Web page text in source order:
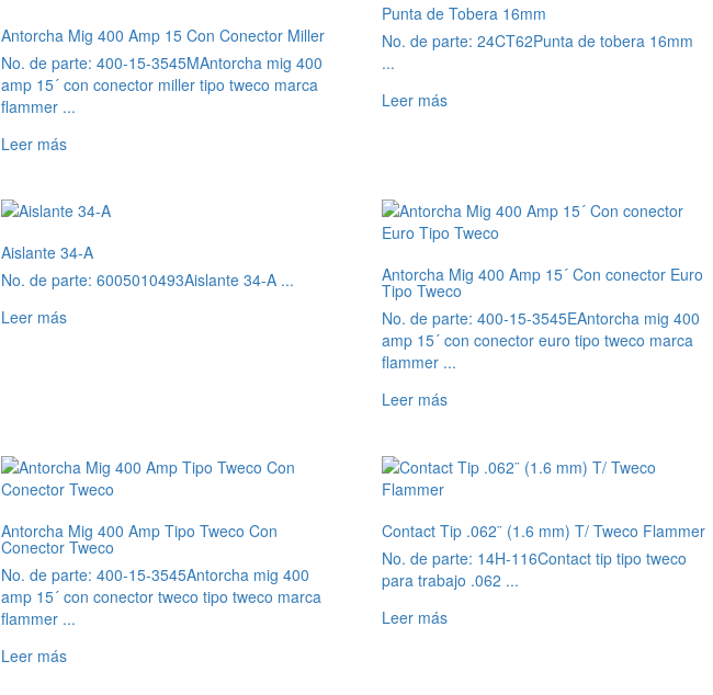
Antorcha Mig 400 Amp 15 Con Conector Miller
No. de parte: 400-15-3545MAntorcha mig 400
amp 15´ con conector miller tipo tweco marca
flammer ...
Leer más
Punta de Tobera 16mm
No. de parte: 24CT62Punta de tobera 16mm
...
Leer más
Aislante 34-A
No. de parte: 6005010493Aislante 34-A ...
Leer más
Antorcha Mig 400 Amp 15´ Con conector Euro
Tipo Tweco
No. de parte: 400-15-3545EAntorcha mig 400
amp 15´ con conector euro tipo tweco marca
flammer ...
Leer más
Antorcha Mig 400 Amp Tipo Tweco Con
Conector Tweco
No. de parte: 400-15-3545Antorcha mig 400
amp 15´ con conector tweco tipo tweco marca
flammer ...
Leer más
Contact Tip .062¨ (1.6 mm) T/ Tweco Flammer
No. de parte: 14H-116Contact tip tipo tweco
para trabajo .062 ...
Leer más